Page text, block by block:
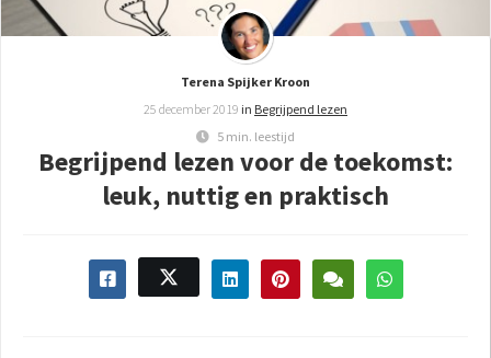
Terena Spijker Kroon
25 december 2019 in Begrijpend lezen
5 min. leestijd
Begrijpend lezen voor de toekomst:
leuk, nuttig en praktisch
Ze
gebruikt